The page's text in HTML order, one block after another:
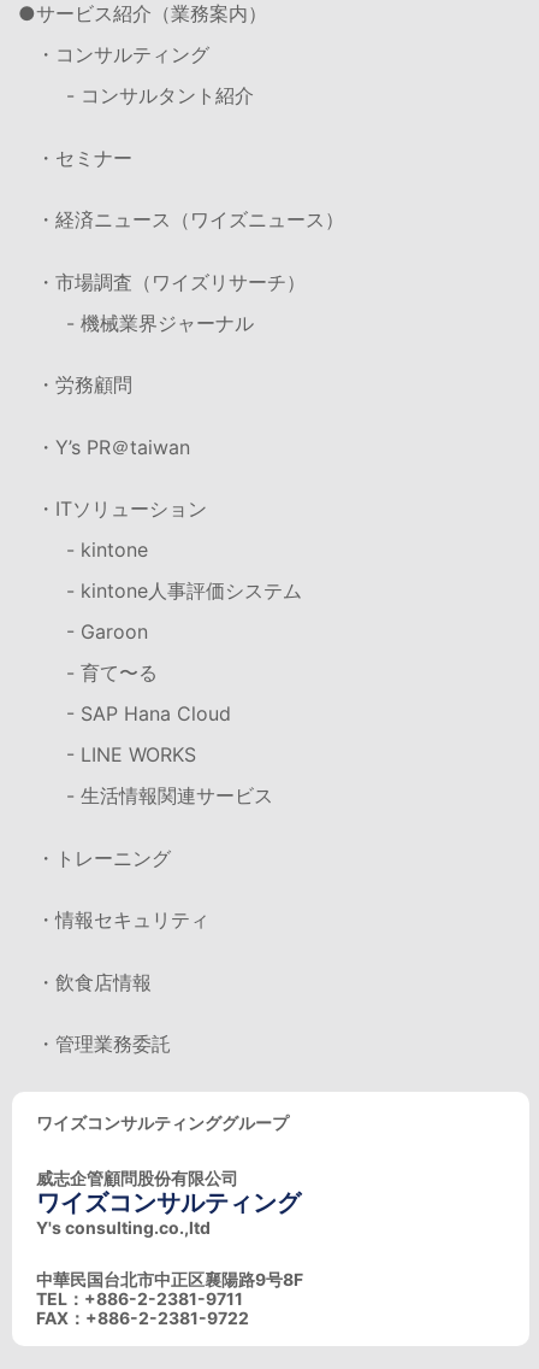
サービス紹介（業務案内）
・コンサルティング
- コンサルタント紹介
・セミナー
・経済ニュース（ワイズニュース）
・市場調査（ワイズリサーチ）
- 機械業界ジャーナル
・労務顧問
・Y’s PR＠taiwan
・ITソリューション
- kintone
- kintone人事評価システム
- Garoon
- 育て〜る
- SAP Hana Cloud
- LINE WORKS
- 生活情報関連サービス
・トレーニング
・情報セキュリティ
・飲食店情報
・管理業務委託
ワイズコンサルティンググループ
威志企管顧問股份有限公司
ワイズコンサルティング
Y's consulting.co.,ltd
中華民国台北市中正区襄陽路9号8F
TEL：+886-2-2381-9711
FAX：+886-2-2381-9722